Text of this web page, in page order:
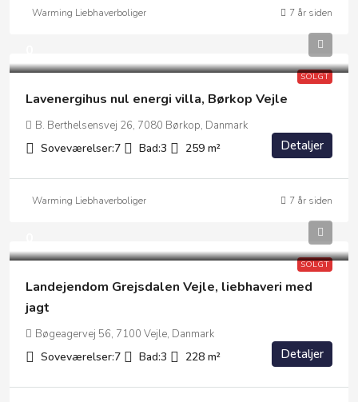
Warming Liebhaverboliger 7 år siden
SOLGT
Lavenergihus nul energi villa, Børkop Vejle
B. Berthelsensvej 26, 7080 Børkop, Danmark
Soveværelser:7 Bad:3 259 m² Detaljer
Warming Liebhaverboliger 7 år siden
SOLGT
Landejendom Grejsdalen Vejle, liebhaveri med
jagt
Bøgeagervej 56, 7100 Vejle, Danmark
Soveværelser:7 Bad:3 228 m² Detaljer